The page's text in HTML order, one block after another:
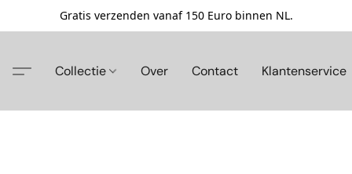
Gratis verzenden vanaf 150 Euro binnen NL.
Collectie Over Contact Klantenservice